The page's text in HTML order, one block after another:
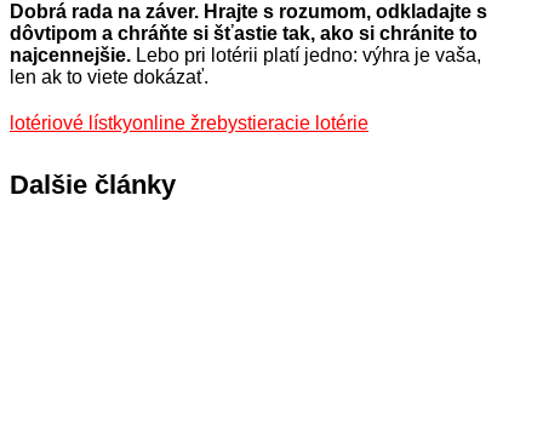
Dobrá rada na záver. Hrajte s rozumom, odkladajte s
dôvtipom a chráňte si šťastie tak, ako si chránite to
najcennejšie. Lebo pri lotérii platí jedno: výhra je vaša,
len ak to viete dokázať.
lotériové lístkyonline žrebystieracie lotérie
Dalšie články